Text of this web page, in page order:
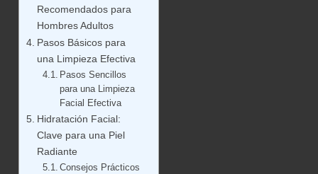
Recomendados para
Hombres Adultos
Pasos Básicos para
una Limpieza Efectiva
Pasos Sencillos
para una Limpieza
Facial Efectiva
Hidratación Facial:
Clave para una Piel
Radiante
Consejos Prácticos